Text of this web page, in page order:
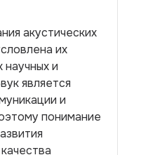
акустических
их
научных и
является
и
понимание